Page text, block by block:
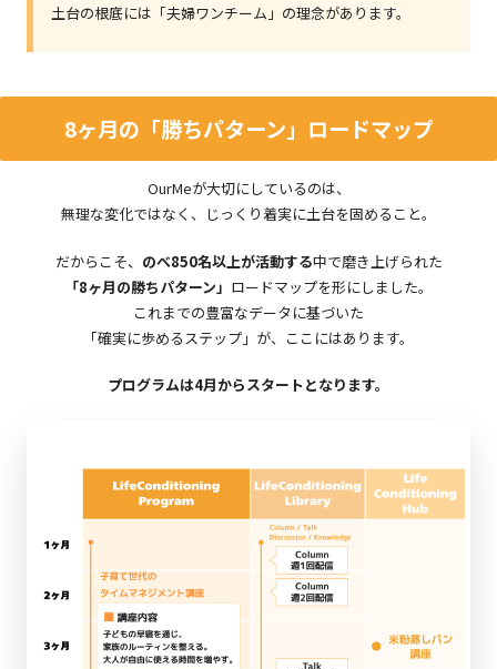
土台の根底には「夫婦ワンチーム」の理念があります。
8ヶ月の「勝ちパターン」ロードマップ
OurMeが大切にしているのは、
無理な変化ではなく、じっくり着実に土台を固めること。
だからこそ、 のべ850名以上が活動する中で磨き上げられた
「8ヶ月の勝ちパターン」 ロードマップを形にしました。
これまでの豊富なデータに基づいた
「確実に歩めるステップ」が、ここにはあります。
プログラムは4月からスタートとなります。